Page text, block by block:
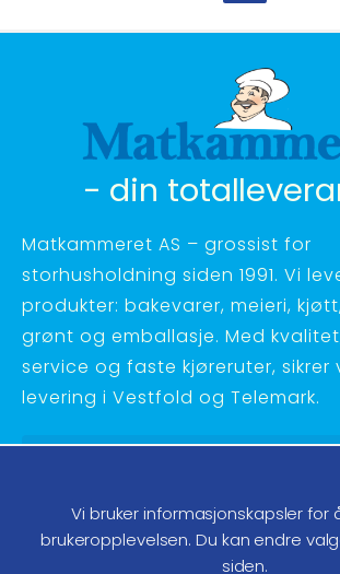
- din
Matkammeret AS – grossist for
storhusholdning siden 1991. Vi
produkter: bakevarer, meieri,
grønt og emballasje. Med
service og faste kjøreruter, sikrer
levering i Vestfold og Telemark.
Telefon:
35 58 48 70
ordre@matkammeret.no
Vi bruker informasjonskapsler for
brukeropplevelsen. Du kan endre
siden.